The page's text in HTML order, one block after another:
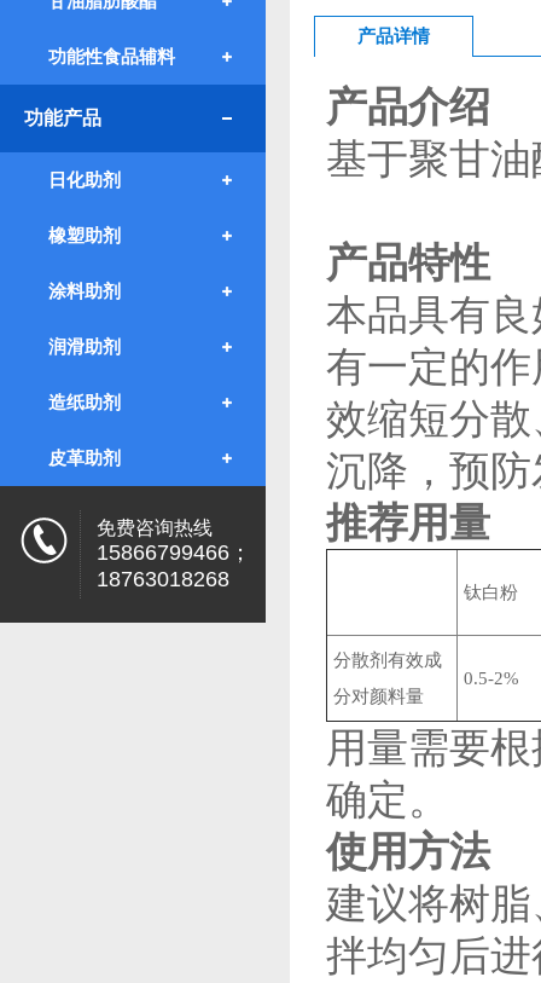
功能性食品辅料
功能产品
日化助剂
橡塑助剂
涂料助剂
润滑助剂
造纸助剂
皮革助剂
免费咨询热线
15866799466；
18763018268
产品详情
产品介绍
基于聚甘
产品特性
本品具有
有一定的
效缩短分
沉降，预
推荐用量
钛白粉
分散剂有效成
分对颜料量
0.5-2%
用量需要
确定。
使用方法
建议将树
拌均匀后